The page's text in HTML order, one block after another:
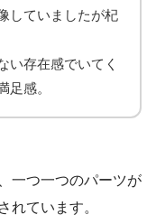
していましたが杞
い存在感でいてく
足感。
一つ一つのパーツが
れています。